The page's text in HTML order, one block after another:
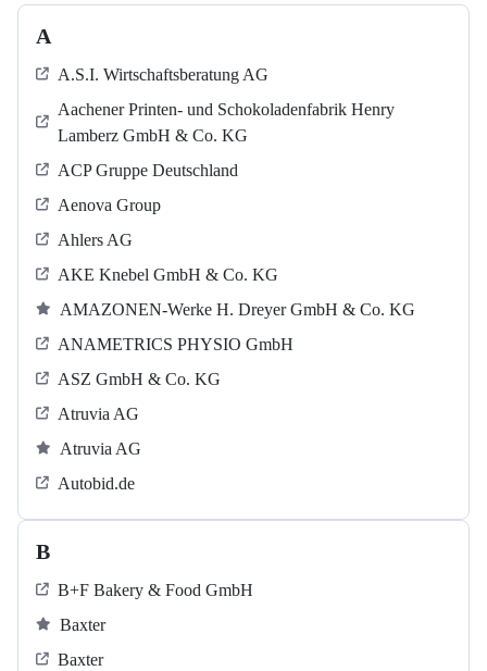
A
A.S.I. Wirtschaftsberatung AG
Aachener Printen- und Schokoladenfabrik Henry
Lamberz GmbH & Co. KG
ACP Gruppe Deutschland
Aenova Group
Ahlers AG
AKE Knebel GmbH & Co. KG
AMAZONEN-Werke H. Dreyer GmbH & Co. KG
ANAMETRICS PHYSIO GmbH
ASZ GmbH & Co. KG
Atruvia AG
Atruvia AG
Autobid.de
B
B+F Bakery & Food GmbH
Baxter
Baxter